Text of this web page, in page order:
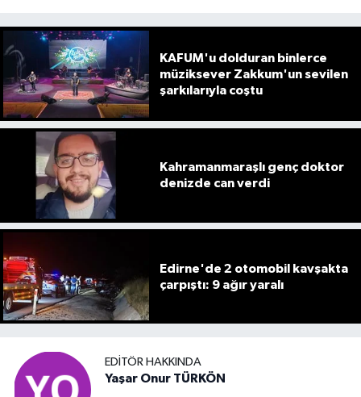
KAFUM'u dolduran binlerce
müziksever Zakkum'un sevilen
şarkılarıyla coştu
Kahramanmaraşlı genç doktor
denizde can verdi
Edirne'de 2 otomobil kavşakta
çarpıştı: 9 ağır yaralı
EDITÖR HAKKINDA
Yaşar Onur TÜRKÖN